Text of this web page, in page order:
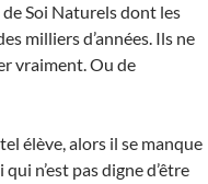
de Soi Naturels dont les
milliers d’années. Ils ne
vraiment. Ou de
élève, alors il se manque
n’est pas digne d’être